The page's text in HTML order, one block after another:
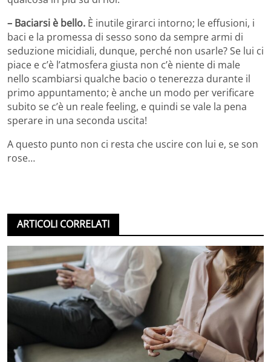
– Baciarsi è bello. È inutile girarci intorno; le effusioni, i
baci e la promessa di sesso sono da sempre armi di
seduzione micidiali, dunque, perché non usarle? Se lui ci
piace e c’è l’atmosfera giusta non c’è niente di male
nello scambiarsi qualche bacio o tenerezza durante il
primo appuntamento; è anche un modo per verificare
subito se c’è un reale feeling, e quindi se vale la pena
sperare in una seconda uscita!
A questo punto non ci resta che uscire con lui e, se son
rose…
ARTICOLI CORRELATI